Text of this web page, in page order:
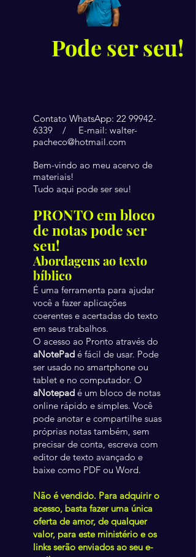
Pode ser seu!
Contato WhatsApp: 22 99942-
6339 / E-mail: walter-
pacheco@hotmail.com
Bem-vindo ao meu acervo de
materiais!
Tudo aqui pode ser seu!
PRONTO em bloco
de notas pode ser
seu!
Abordagens ao texto
bíblico
​É uma ferramenta para ajudar
você a fazer aplicações
coerentes e acertadas do texto
em seus trabalhos.
O acesso ao Pronto através do
aNotePad é fácil de usar. Pode
ser usado no smartphone ou
tablet e no computador. O
aNotepad é um bloco de notas
online rápido e simples. Você
pode anotar e compartilhe suas
próprias notas também, sem
precisar de conta, escreva com
editor de texto avançado e
baixe como PDF ou Word.
Não é vendido. Para adquirir o
acesso, basta fazer uma única
oferta de amor, de qualquer
valor, para este ministério e os
links serão enviados ao seu e-